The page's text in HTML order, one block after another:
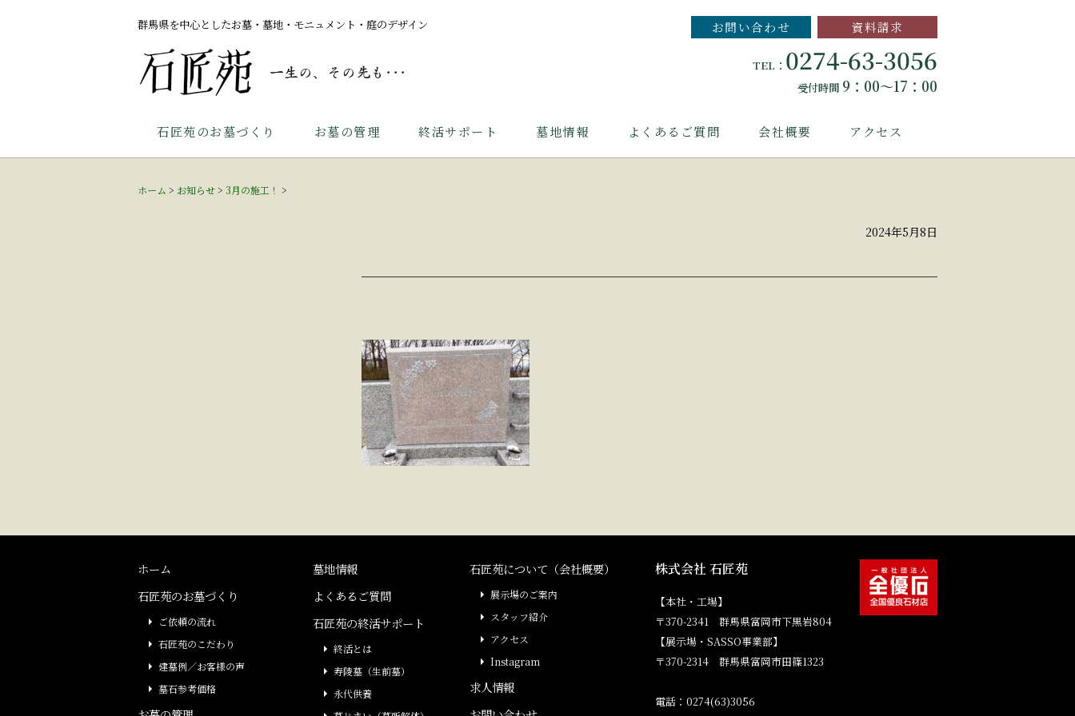
群馬県を中心としたお墓・墓地・モニュメント・庭のデザイン お問い合わせ 資料請求
TEL： 0274-63-3056
受付時間 9：00～17：00
石匠苑のお墓づくり お墓の管理 終活サポート 墓地情報 よくあるご質問 会社概要 アクセス
ホーム > お知らせ> 3月の施工！ >
2024年5月8日
ホーム
石匠苑のお墓づくり
ご依頼の流れ
石匠苑のこだわり
建墓例／お客様の声
墓石参考価格
墓地情報
よくあるご質問
石匠苑の終活サポート
終活とは
寿陵墓（生前墓）
永代供養
石匠苑について（会社概要）
展示場のご案内
スタッフ紹介
アクセス
Instagram
求人情報
株式会社 石匠苑
【本社・工場】
〒370-2341 群馬県富岡市下黒岩804
【展示場・SASSO事業部】
〒370-2314 群馬県富岡市田篠1323
電話：0274(63)3056